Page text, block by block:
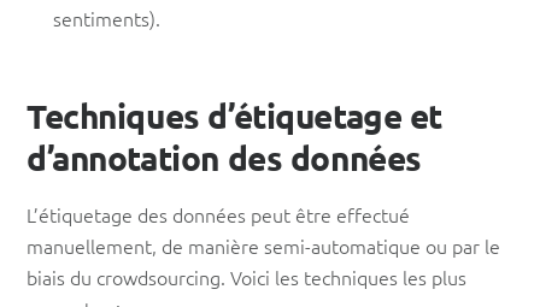
sentiments).
Techniques d’étiquetage et
d’annotation des données
L’étiquetage des données peut être effectué
manuellement, de manière semi-automatique ou par le
biais du crowdsourcing. Voici les techniques les plus